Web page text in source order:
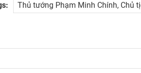
Thủ tướng Phạm Minh Chính, Chủ